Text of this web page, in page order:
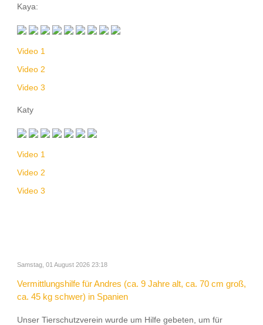
Kaya:
Video 1
Video 2
Video 3
Katy
Video 1
Video 2
Video 3
Samstag, 01 August 2026 23:18
Vermittlungshilfe für Andres (ca. 9 Jahre alt, ca. 70 cm groß,
ca. 45 kg schwer) in Spanien
Unser Tierschutzverein wurde um Hilfe gebeten, um für